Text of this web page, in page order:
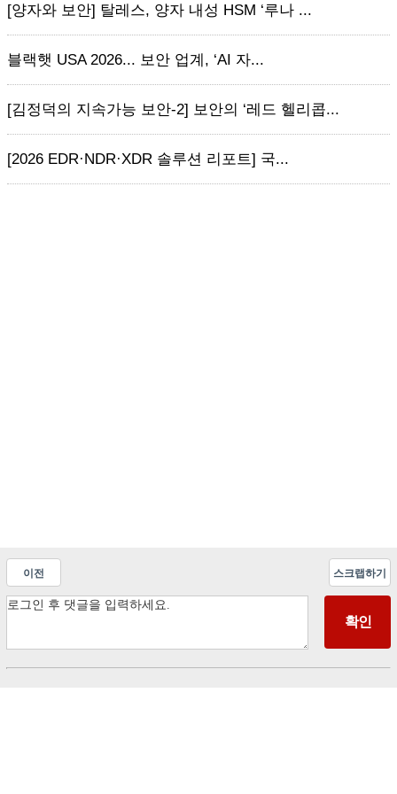
[양자와 보안] 탈레스, 양자 내성 HSM ‘루나 ...
블랙햇 USA 2026... 보안 업계, ‘AI 자...
[김정덕의 지속가능 보안-2] 보안의 ‘레드 헬리콥...
[2026 EDR·NDR·XDR 솔루션 리포트] 국...
이전 스크랩하기